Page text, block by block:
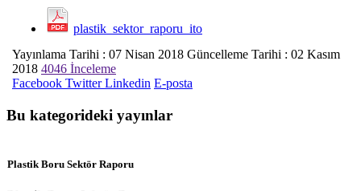
plastik_sektor_raporu_ito
Yayınlama Tarihi : 07 Nisan 2018 Güncelleme Tarihi : 02 Kasım
2018 4046 İnceleme
Facebook Twitter Linkedin E-posta
Bu kategorideki yayınlar
Plastik Boru Sektör Raporu